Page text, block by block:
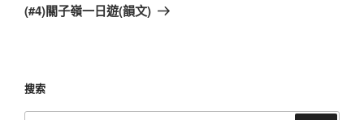
(#4)關子嶺一日遊(韻文)
搜索